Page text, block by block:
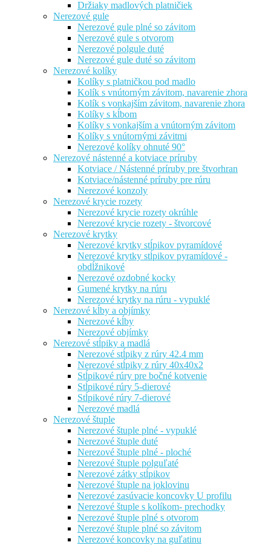
Držiaky madlových platničiek
Nerezové gule
Nerezové gule plné so závitom
Nerezové gule s otvorom
Nerezové polgule duté
Nerezové gule duté so závitom
Nerezové kolíky
Kolíky s platničkou pod madlo
Kolík s vnútorným závitom, navarenie zhora
Kolík s vonkajším závitom, navarenie zhora
Kolíky s kĺbom
Kolíky s vonkajším a vnútorným závitom
Kolíky s vnútornými závitmi
Nerezové kolíky ohnuté 90°
Nerezové nástenné a kotviace príruby
Kotviace / Nástenné príruby pre štvorhran
Kotviace/nástenné príruby pre rúru
Nerezové konzoly
Nerezové krycie rozety
Nerezové krycie rozety okrúhle
Nerezové krycie rozety - štvorcové
Nerezové krytky
Nerezové krytky stĺpikov pyramídové
Nerezové krytky stĺpikov pyramídové -
obdĺžnikové
Nerezové ozdobné kocky
Gumené krytky na rúru
Nerezové krytky na rúru - vypuklé
Nerezové kĺby a objímky
Nerezové kĺby
Nerezové objímky
Nerezové stĺpiky a madlá
Nerezové stĺpiky z rúry 42.4 mm
Nerezové stĺpiky z rúry 40x40x2
Stĺpikové rúry pre bočné kotvenie
Stĺpikové rúry 5-dierové
Stĺpikové rúry 7-dierové
Nerezové madlá
Nerezové štuple
Nerezové štuple plné - vypuklé
Nerezové štuple duté
Nerezové štuple plné - ploché
Nerezové štuple polguľaté
Nerezové zátky stĺpikov
Nerezové štuple na joklovinu
Nerezové zasúvacie koncovky U profilu
Nerezové štuple s kolíkom- prechodky
Nerezové štuple plné s otvorom
Nerezové štuple plné so závitom
Nerezové koncovky na guľatinu